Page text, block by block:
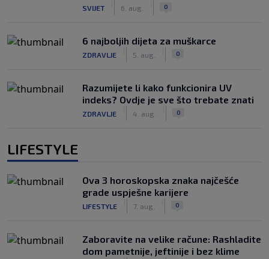
SVIJET 6. aug. 0
6 najboljih dijeta za muškarce
ZDRAVLJE 5. aug. 0
Razumijete li kako funkcionira UV
indeks? Ovdje je sve što trebate znati
ZDRAVLJE 4. aug. 0
LIFESTYLE
Ova 3 horoskopska znaka najčešće
grade uspješne karijere
LIFESTYLE 7. aug. 0
Zaboravite na velike račune: Rashladite
dom pametnije, jeftinije i bez klime